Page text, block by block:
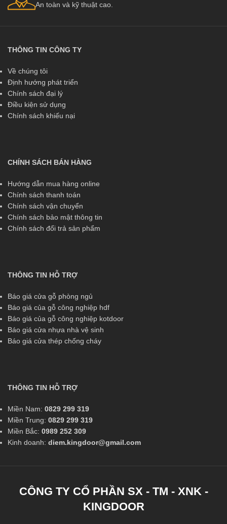
An toàn và kỹ thuật cao.
THÔNG TIN CÔNG TY
Về chúng tôi
Định hướng phát triển
Chính sách đại lý
Điều kiện sử dụng
Chính sách khiếu nại
CHÍNH SÁCH BÁN HÀNG
Hướng dẫn mua hàng online
Chính sách thanh toán
Chính sách vận chuyển
Chính sách bảo mật thông tin
Chính sách đổi trả sản phẩm
THÔNG TIN HỖ TRỢ
Báo giá cửa gỗ phòng ngủ
Báo giá của gỗ công nghiệp hdf
Báo giá của gỗ công nghiệp kotdoor
Báo giá cửa nhựa nhà vệ sinh
Báo giá cửa thép chống cháy
THÔNG TIN HỖ TRỢ
Miền Nam: 0829 299 319
Miền Trung: 0829 299 319
Miền Bắc: 0989 252 309
Kinh doanh: diem.kingdoor@gmail.com
CÔNG TY CỔ PHẦN SX - TM - XNK -
KINGDOOR